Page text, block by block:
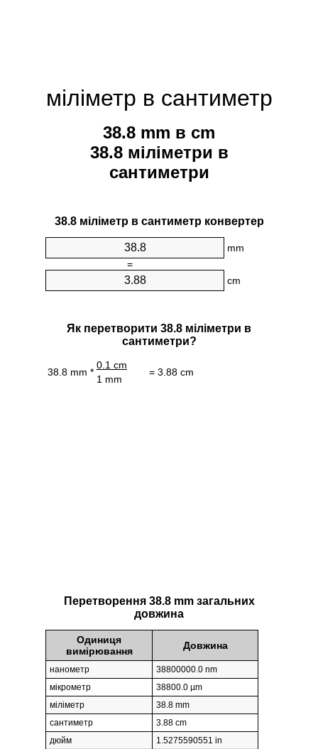
міліметр в сантиметр
38.8 mm в cm
38.8 міліметри в
сантиметри
38.8 міліметр в сантиметр конвертер
mm
=
cm
Як перетворити 38.8 міліметри в
сантиметри?
38.8 mm *
0.1 cm
= 3.88 cm
1 mm
Перетворення 38.8 mm загальних
довжина
Одиниця
вимірювання
Довжина
нанометр
38800000.0 nm
мікрометр
38800.0 µm
міліметр
38.8 mm
сантиметр
3.88 cm
дюйм
1.5275590551 in